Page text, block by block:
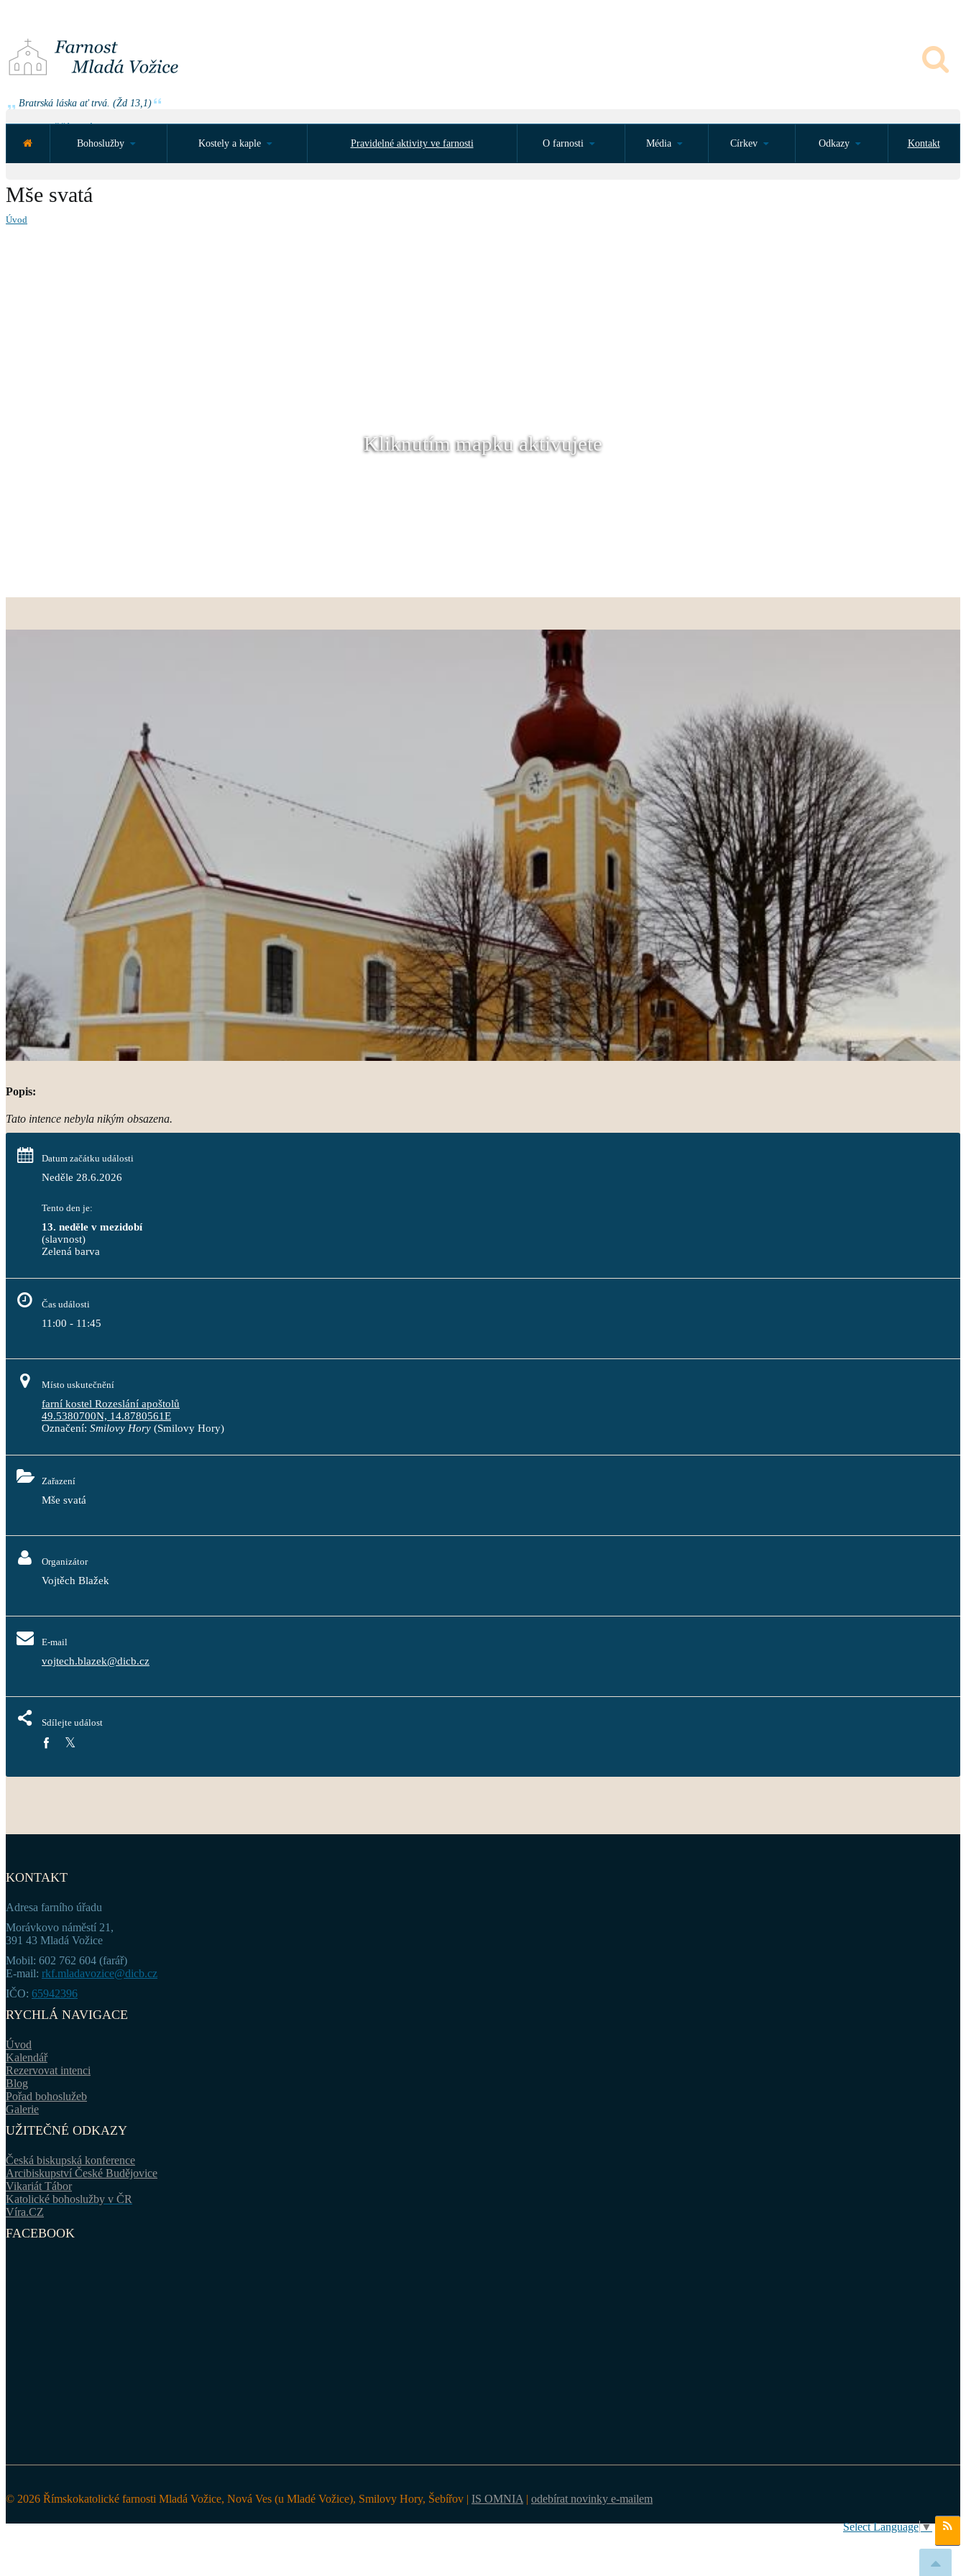
Bratrská láska ať trvá. (Žd 13,1)
Bohoslužby
Kostely a kaple Pravidelné aktivity ve farnosti O farnosti Média Církev Odkazy Kontakt
Mše svatá
Úvod
Kliknutím mapku aktivujete
Popis:
Tato intence nebyla nikým obsazena.
Datum začátku události
Neděle 28.6.2026
Tento den je:
13. neděle v mezidobí
(slavnost)
Zelená barva
Čas události
11:00 - 11:45
Místo uskutečnění
farní kostel Rozeslání apoštolů
49.5380700N, 14.8780561E
Označení: Smilovy Hory (Smilovy Hory)
Zařazení
Mše svatá
Organizátor
Vojtěch Blažek
E-mail
vojtech.blazek@dicb.cz
Sdílejte událost
KONTAKT
Adresa farního úřadu
Morávkovo náměstí 21,
391 43 Mladá Vožice
Mobil: 602 762 604 (farář)
E-mail: rkf.mladavozice@dicb.cz
IČO: 65942396
RYCHLÁ NAVIGACE
Úvod
Kalendář
Rezervovat intenci
Blog
Pořad bohoslužeb
Galerie
UŽITEČNÉ ODKAZY
Česká biskupská konference
Arcibiskupství České Budějovice
Vikariát Tábor
Katolické bohoslužby v ČR
Víra.CZ
FACEBOOK
© 2026 Římskokatolické farnosti Mladá Vožice, Nová Ves (u Mladé Vožice), Smilovy Hory, Šebířov | IS OMNIA | odebírat novinky e-mailem
Select Language▼